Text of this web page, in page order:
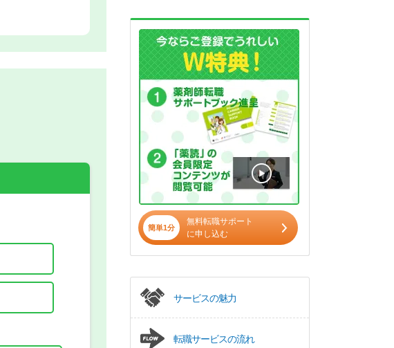
希望の働き方
正社員
パート(週4日～5日)
簡単1分
無料転職サポート
に申し込む
サービスの魅力
転職サービスの流れ